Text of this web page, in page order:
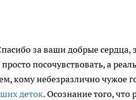
за ваши добрые сердца,
просто посочувствовать, а
кому небезразлично чужое
деток. Осознание того,